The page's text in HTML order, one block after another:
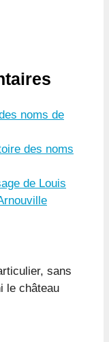
noms de
des noms
de Louis
sans
le château